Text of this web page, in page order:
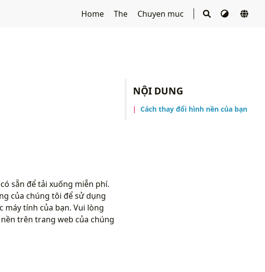
Home The Chuyen muc
NỘI DUNG
Cách thay đổi hình nền của bạn
sẵn để tải xuống miễn phí.
của chúng tôi để sử dụng
tính của bạn. Vui lòng
trên trang web của chúng